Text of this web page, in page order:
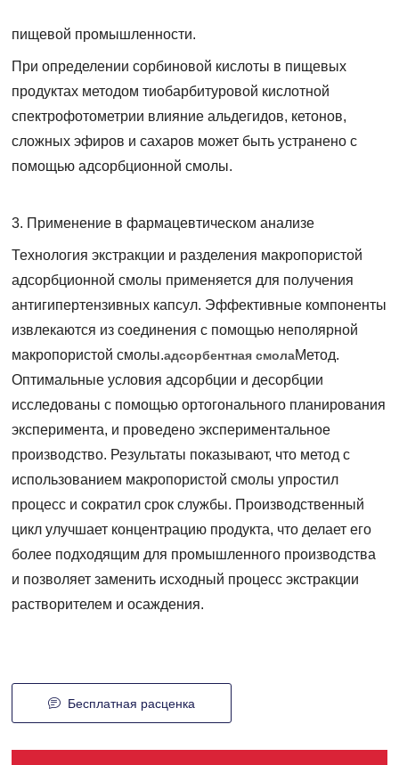
пищевой промышленности.
При определении сорбиновой кислоты в пищевых
продуктах методом тиобарбитуровой кислотной
спектрофотометрии влияние альдегидов, кетонов,
сложных эфиров и сахаров может быть устранено с
помощью адсорбционной смолы.
3. Применение в фармацевтическом анализе
Технология экстракции и разделения макропористой
адсорбционной смолы применяется для получения
антигипертензивных капсул. Эффективные компоненты
извлекаются из соединения с помощью неполярной
макропористой смолы.адсорбентная смолаМетод.
Оптимальные условия адсорбции и десорбции
исследованы с помощью ортогонального планирования
эксперимента, и проведено экспериментальное
производство. Результаты показывают, что метод с
использованием макропористой смолы упростил
процесс и сократил срок службы. Производственный
цикл улучшает концентрацию продукта, что делает его
более подходящим для промышленного производства
и позволяет заменить исходный процесс экстракции
растворителем и осаждения.
Бесплатная расценка